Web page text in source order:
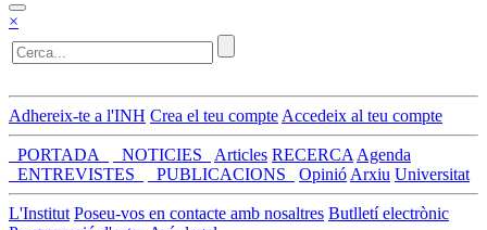
×
Adhereix-te a l'INH Crea el teu compte Accedeix al teu compte
_PORTADA_ _NOTICIES_ Articles RECERCA Agenda
_ENTREVISTES_
_PUBLICACIONS_ Opinió Arxiu Universitat
L'Institut Poseu-vos en contacte amb nosaltres Butlletí electrònic